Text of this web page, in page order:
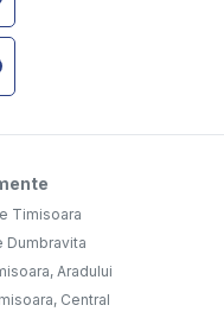
Timisoara
Dumbravita
Aradului
Central